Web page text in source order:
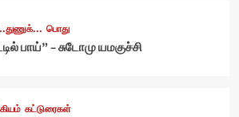
பொது
பாய்” – சுடோமு யமகுச்சி
கட்டுரைகள்